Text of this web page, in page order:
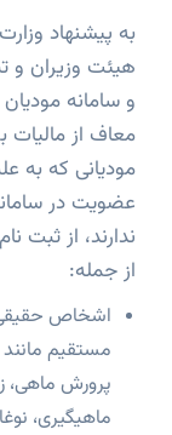
به پیشنهاد
و سامانه
معاف از مالیات
مودیانی که به
عضویت در
ندارند، از ثبت‌
از جمله:
مستقیم مانند
پرورش ماهی،
ماهیگیری،